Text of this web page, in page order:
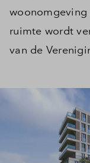
ruimte wordt
van de